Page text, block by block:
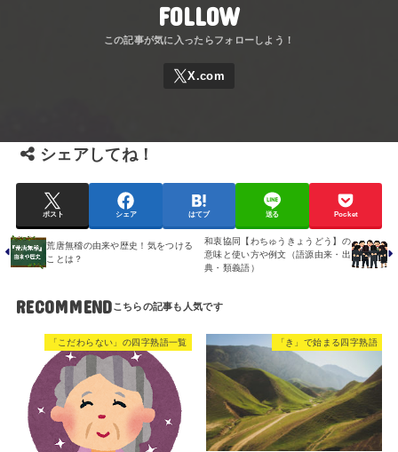
FOLLOW
シェアしてね！
ポスト シェア はてブ 送る Pocket
荒唐無稽の由来や歴史！気をつける
ことは？
和衷協同【わちゅうきょうどう】の
意味と使い方や例文（語源由来・出
典・類義語）
RECOMMEND
「こだわらない」の四字熟語一覧 「き」で始まる四字熟語